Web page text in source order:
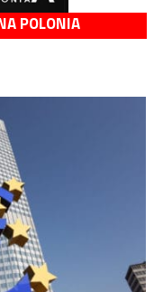
POLONIA